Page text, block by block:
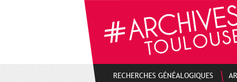
RECHERCHES GÉNÉALOGIQUES
Gestion de vos préférences sur les cookies